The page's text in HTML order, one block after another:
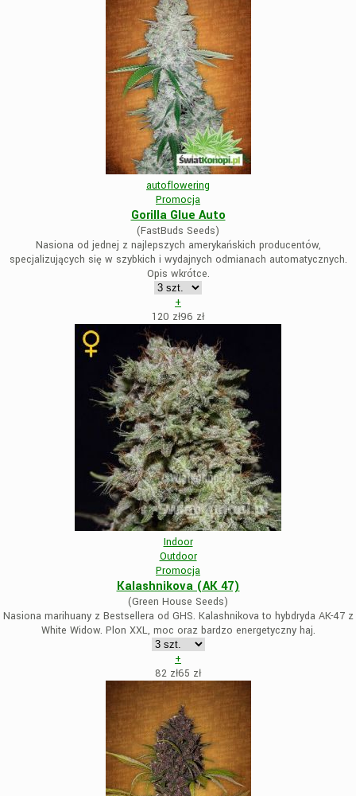
autoflowering
Promocja
Gorilla Glue Auto
(FastBuds Seeds)
Nasiona od jednej z najlepszych amerykańskich producentów,
specjalizujących się w szybkich i wydajnych odmianach automatycznych.
Opis wkrótce.
+
120 zł96 zł
Indoor
Outdoor
Promocja
Kalashnikova (AK 47)
(Green House Seeds)
Nasiona marihuany z Bestsellera od GHS. Kalashnikova to hybdryda AK-47 z
White Widow. Plon XXL, moc oraz bardzo energetyczny haj.
+
82 zł65 zł